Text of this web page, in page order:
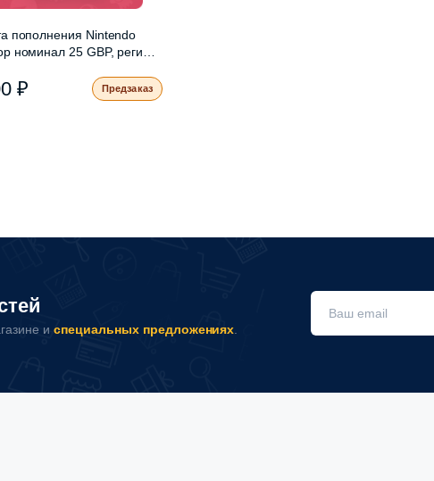
пополнения Nintendo
номинал 25 GBP, регион
₽ Предзаказ
испециальных предложениях